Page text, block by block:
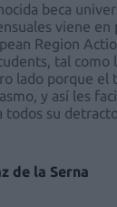
beca
viene en
Region
tal como
lado porque
y así les
todos su
de la Serna